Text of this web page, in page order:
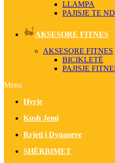
LLAMPA
PAJISJE TE
AKSESORE FITNES
AKSESORE FITNES
BIÇIKLETË
PAJISJE
Menu
Hyrje
Kush Jemi
Rrjeti i Dyqaneve
SHËRBIMET